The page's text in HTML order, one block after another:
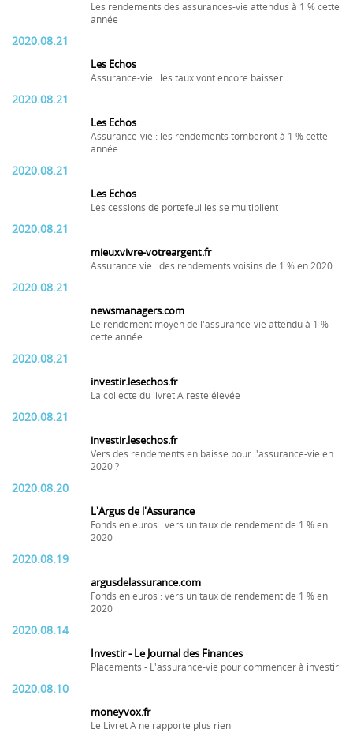
Les rendements des assurances-vie attendus à 1 % cette
année
2020.08.21
Les Echos
Assurance-vie : les taux vont encore baisser
2020.08.21
Les Echos
Assurance-vie : les rendements tomberont à 1 % cette
année
2020.08.21
Les Echos
Les cessions de portefeuilles se multiplient
2020.08.21
mieuxvivre-votreargent.fr
Assurance vie : des rendements voisins de 1 % en 2020
2020.08.21
newsmanagers.com
Le rendement moyen de l'assurance-vie attendu à 1 %
cette année
2020.08.21
investir.lesechos.fr
La collecte du livret A reste élevée
2020.08.21
investir.lesechos.fr
Vers des rendements en baisse pour l'assurance-vie en
2020 ?
2020.08.20
L'Argus de l'Assurance
Fonds en euros : vers un taux de rendement de 1 % en
2020
2020.08.19
argusdelassurance.com
Fonds en euros : vers un taux de rendement de 1 % en
2020
2020.08.14
Investir - Le Journal des Finances
Placements - L'assurance-vie pour commencer à investir
2020.08.10
moneyvox.fr
Le Livret A ne rapporte plus rien